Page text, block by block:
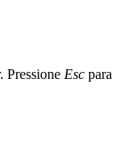
Pressione Esc para